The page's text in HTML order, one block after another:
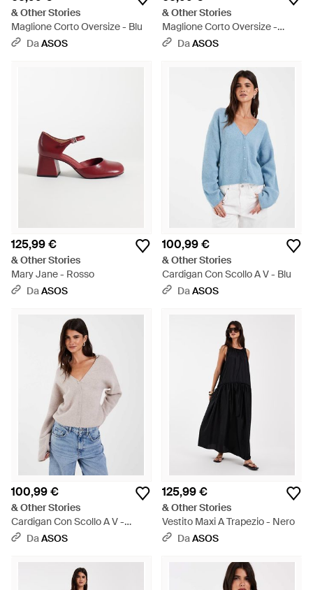
& Other Stories
Maglione Corto Oversize - Blu
DaASOS
& Other Stories
Maglione Corto Oversize -
Rosso
DaASOS
125,99 €
& Other Stories
Mary Jane - Rosso
DaASOS
100,99 €
& Other Stories
Cardigan Con Scollo A V - Blu
DaASOS
100,99 €
& Other Stories
Cardigan Con Scollo A V -
Bianco
DaASOS
125,99 €
& Other Stories
Vestito Maxi A Trapezio - Nero
DaASOS